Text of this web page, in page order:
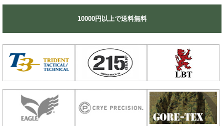
10000円以上で送料無料